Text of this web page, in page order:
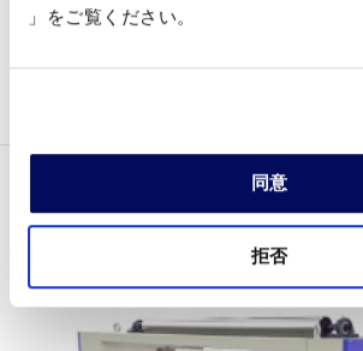
」をご覧ください。
同意
拒否
DENSIMATIC GV